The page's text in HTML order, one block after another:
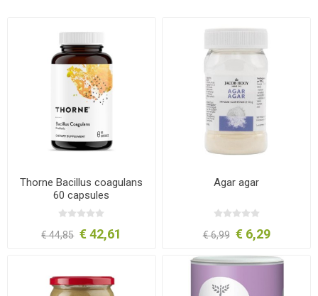
Thorne Bacillus coagulans
60 capsules
€ 44,85 € 42,61
Agar agar
€ 6,99 € 6,29